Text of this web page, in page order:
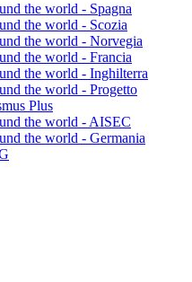
the world - Spagna
the world - Scozia
the world - Norvegia
the world - Francia
the world - Inghilterra
the world - Progetto
Plus
the world - AISEC
the world - Germania